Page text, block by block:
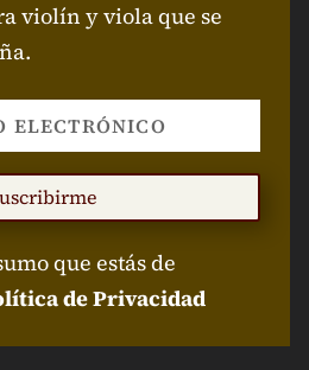
violín y viola que se
que estás de
de Privacidad